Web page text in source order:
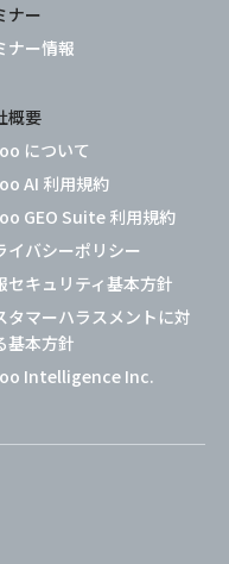
ナー
ナー情報
概要
について
AI 利用規約
GEO Suite 利用規約
イバシーポリシー
セキュリティ基本方針
タマーハラスメントに対
基本方針
Intelligence Inc.